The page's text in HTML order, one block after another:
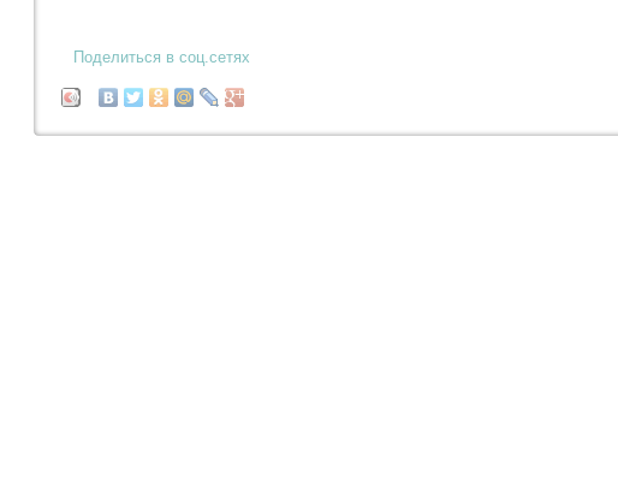
Поделиться в соц.сетях